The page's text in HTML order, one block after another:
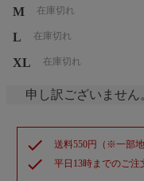
M 在庫切れ
L
在庫切れ
XL
在庫切れ
申し訳ございません
check 送料550円（※一部地
check 平日13時までのご注